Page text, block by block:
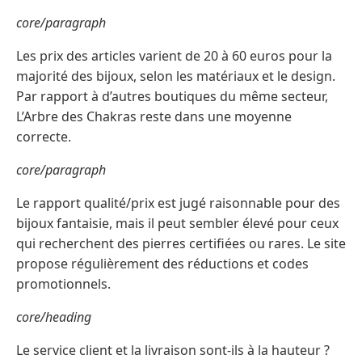
core/paragraph
Les prix des articles varient de 20 à 60 euros pour la
majorité des bijoux, selon les matériaux et le design.
Par rapport à d’autres boutiques du même secteur,
L’Arbre des Chakras reste dans une moyenne
correcte.
core/paragraph
Le rapport qualité/prix est jugé raisonnable pour des
bijoux fantaisie, mais il peut sembler élevé pour ceux
qui recherchent des pierres certifiées ou rares. Le site
propose régulièrement des réductions et codes
promotionnels.
core/heading
Le service client et la livraison sont-ils à la hauteur ?